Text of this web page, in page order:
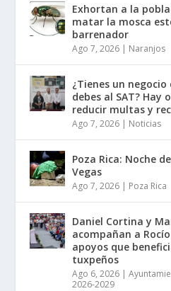
Exhortan a la
matar la mosca
barrenador
Ago 7, 2026 | Naranjos
¿Tienes un
debes al SAT?
reducir multas y
Ago 7, 2026 | Noticias
Poza Rica: Noche
Vegas
Ago 7, 2026 | Poza Rica
Daniel Cortina y
acompañan a
apoyos que
tuxpeños
Ago 6, 2026 |
2026-2029